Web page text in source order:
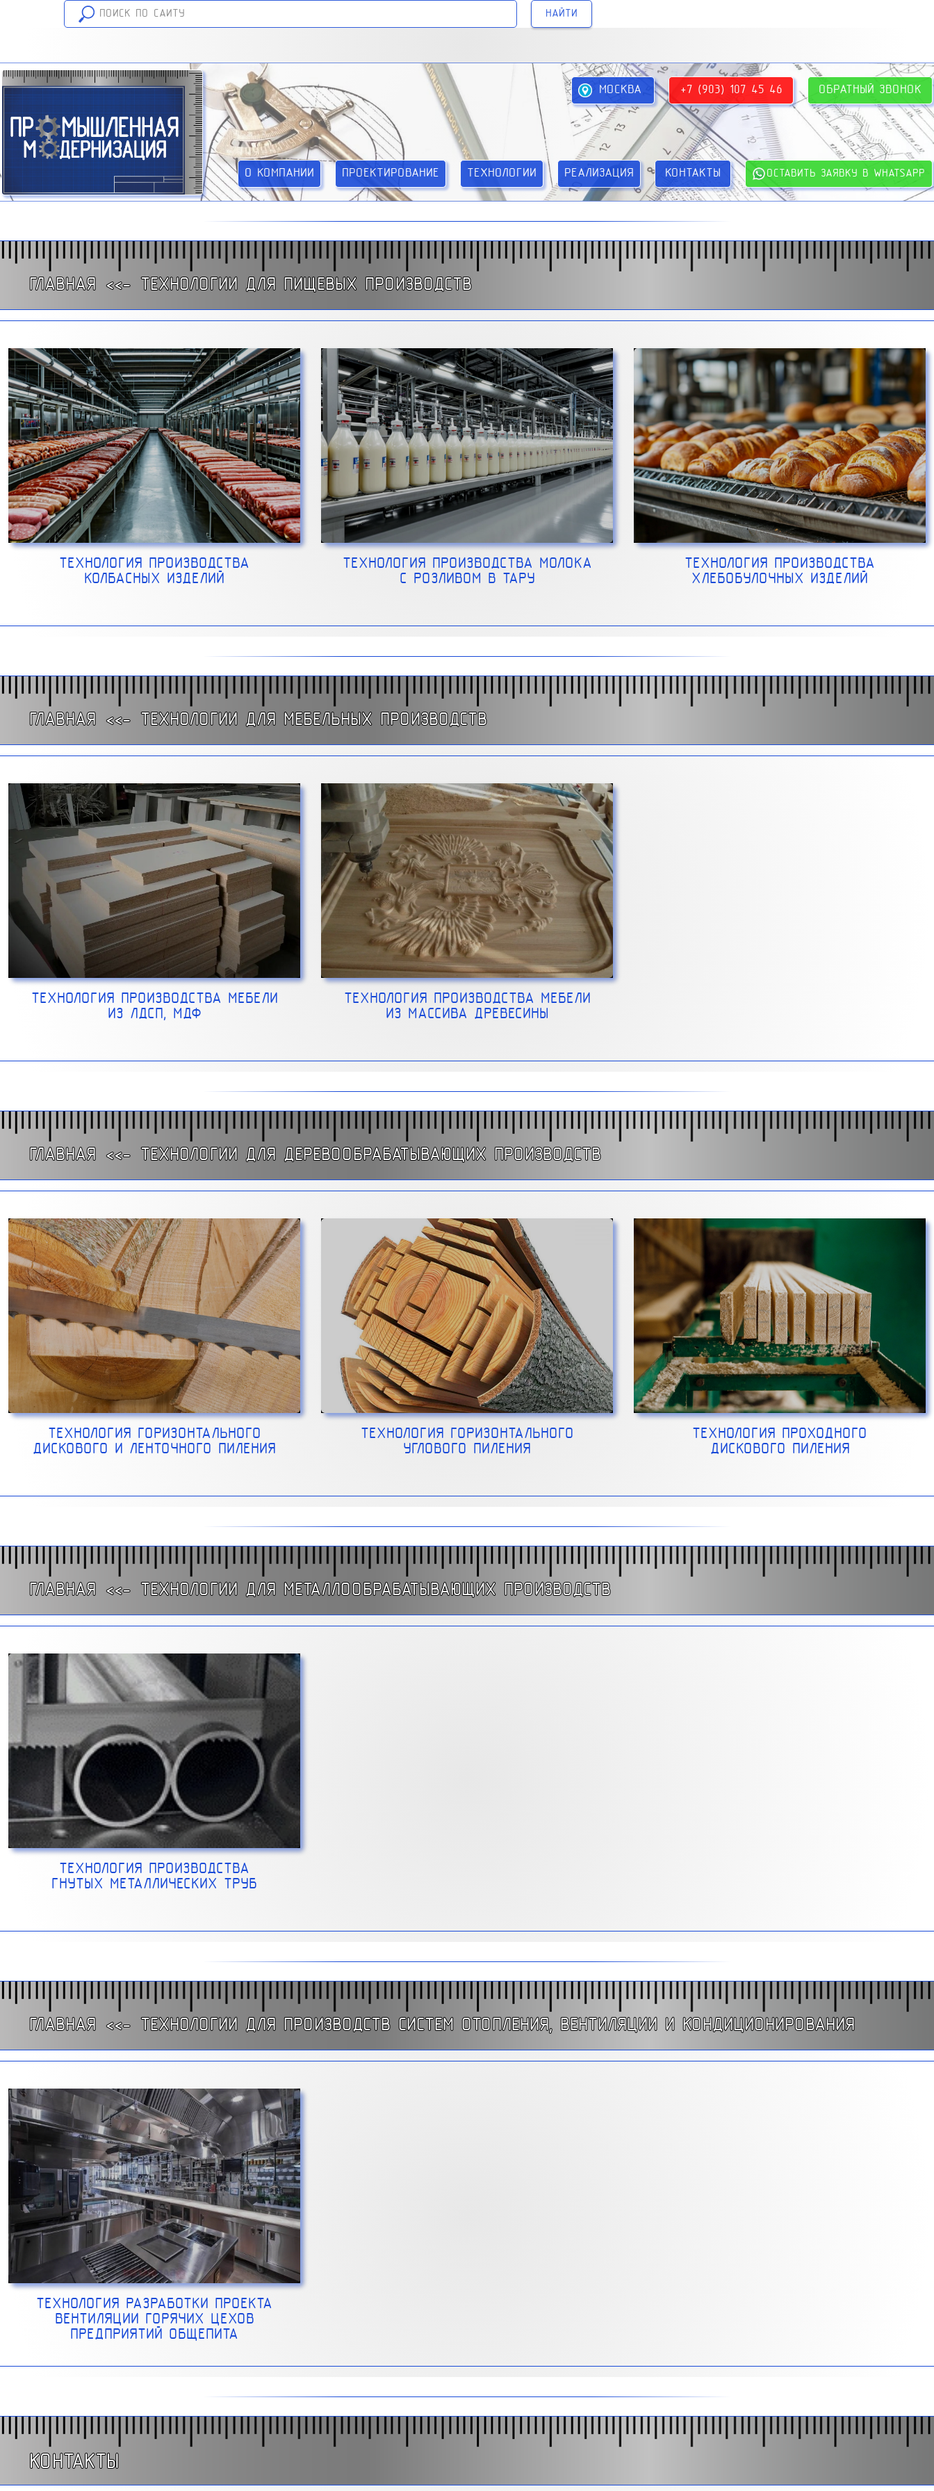
НАЙТИ
КОНТАКТЫ
РЕАЛИЗАЦИЯ
ТЕХНОЛОГИИ
ПРОЕКТИРОВАНИЕ
О КОМПАНИИ ОСТАВИТЬ ЗАЯВКУ В WHATSAPP
ОБРАТНЫЙ ЗВОНОК
+7 (903) 107 45 46
МОСКВА
ГЛАВНАЯ ТЕХНОЛОГИИ ДЛЯ ПИЩЕВЫХ ПРОИЗВОДСТВ
<<-
ТЕХНОЛОГИЯ ПРОИЗВОДСТВА
КОЛБАСНЫХ ИЗДЕЛИЙ
ТЕХНОЛОГИЯ ПРОИЗВОДСТВА МОЛОКА
С РОЗЛИВОМ В ТАРУ
ТЕХНОЛОГИЯ ПРОИЗВОДСТВА
ХЛЕБОБУЛОЧНЫХ ИЗДЕЛИЙ
ГЛАВНАЯ ТЕХНОЛОГИИ ДЛЯ МЕБЕЛЬНЫХ ПРОИЗВОДСТВ
<<-
ТЕХНОЛОГИЯ ПРОИЗВОДСТВА МЕБЕЛИ
ИЗ ЛДСП, МДФ
ТЕХНОЛОГИЯ ПРОИЗВОДСТВА МЕБЕЛИ
ИЗ МАССИВА ДРЕВЕСИНЫ
ГЛАВНАЯ ТЕХНОЛОГИИ ДЛЯ ДЕРЕВООБРАБАТЫВАЮЩИХ ПРОИЗВОДСТВ
<<-
ТЕХНОЛОГИЯ ГОРИЗОНТАЛЬНОГО
ДИСКОВОГО И ЛЕНТОЧНОГО ПИЛЕНИЯ
ТЕХНОЛОГИЯ ГОРИЗОНТАЛЬНОГО
УГЛОВОГО ПИЛЕНИЯ
ТЕХНОЛОГИЯ ПРОХОДНОГО
ДИСКОВОГО ПИЛЕНИЯ
ГЛАВНАЯ ТЕХНОЛОГИИ ДЛЯ МЕТАЛЛООБРАБАТЫВАЮЩИХ ПРОИЗВОДСТВ
<<-
ТЕХНОЛОГИЯ ПРОИЗВОДСТВА
ГНУТЫХ МЕТАЛЛИЧЕСКИХ ТРУБ
ГЛАВНАЯ ТЕХНОЛОГИИ ДЛЯ ПРОИЗВОДСТВ СИСТЕМ ОТОПЛЕНИЯ, ВЕНТИЛЯЦИИ И КОНДИЦИОНИРОВАНИЯ
<<-
ТЕХНОЛОГИЯ РАЗРАБОТКИ ПРОЕКТА
ВЕНТИЛЯЦИИ ГОРЯЧИХ ЦЕХОВ
ПРЕДПРИЯТИЙ ОБЩЕПИТА
КОНТАКТЫ